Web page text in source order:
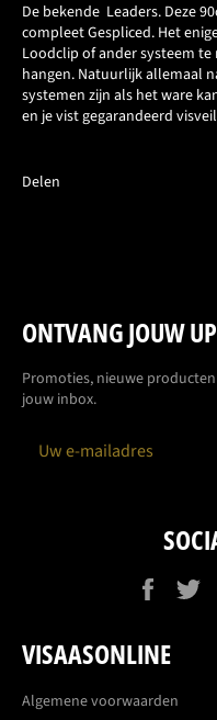
De bekende Leaders. Deze
compleet Gespliced. Het
Loodclip of ander systeem
hangen. Natuurlijk allemaal
systemen zijn als het ware
en je vist gegarandeerd
Delen
ONTVANG JOUW
Promoties, nieuwe
jouw inbox.
VISAASONLINE
Algemene voorwaarden